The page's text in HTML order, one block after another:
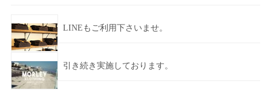
LINEもご利用下さいませ。
引き続き実施しております。